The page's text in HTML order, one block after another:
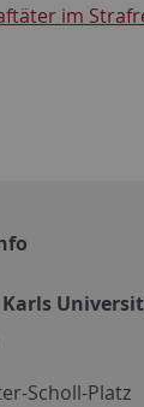
im
Karls
Scholl-Platz